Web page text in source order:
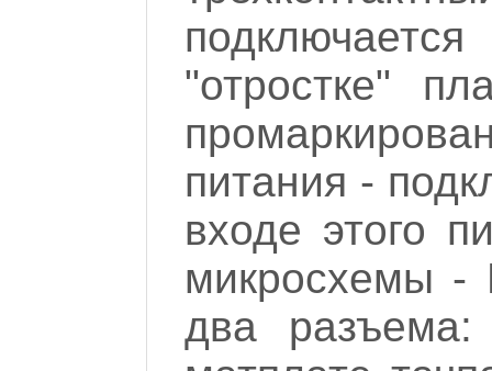
"отростке"
питания -
входе этого
микросхемы
два